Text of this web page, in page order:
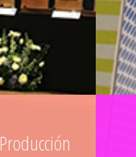
Producción